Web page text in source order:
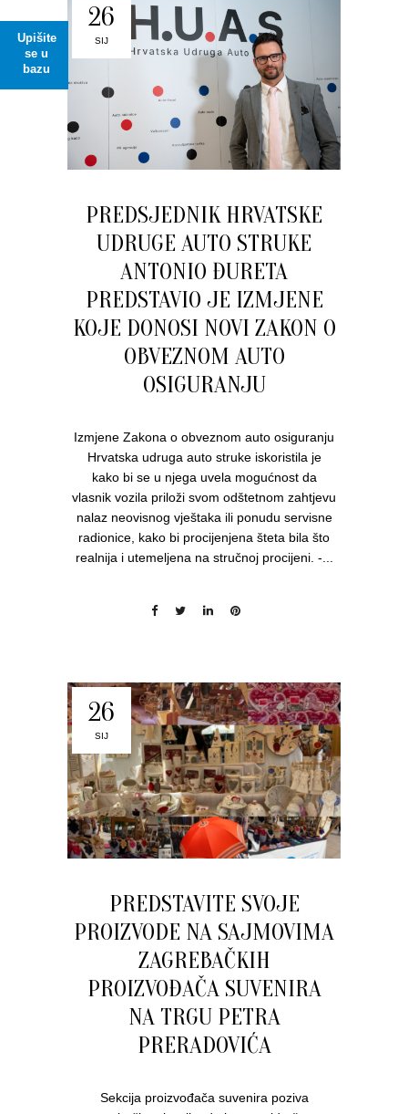
Upišite
se u
bazu
26
SIJ
PREDSJEDNIK HRVATSKE
UDRUGE AUTO STRUKE
ANTONIO ĐURETA
PREDSTAVIO JE IZMJENE
KOJE DONOSI NOVI ZAKON O
OBVEZNOM AUTO
OSIGURANJU
Izmjene Zakona o obveznom auto osiguranju
Hrvatska udruga auto struke iskoristila je
kako bi se u njega uvela mogućnost da
vlasnik vozila priloži svom odštetnom zahtjevu
nalaz neovisnog vještaka ili ponudu servisne
radionice, kako bi procijenjena šteta bila što
realnija i utemeljena na stručnoj procijeni. -...
26
SIJ
PREDSTAVITE SVOJE
PROIZVODE NA SAJMOVIMA
ZAGREBAČKIH
PROIZVOĐAČA SUVENIRA
NA TRGU PETRA
PRERADOVIĆA
Sekcija proizvođača suvenira poziva